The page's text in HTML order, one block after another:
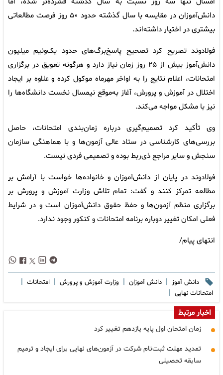
دانش‌آموزان در مقایسه با سال گذشته حدود ۵۰ روز فرصت مطالعاتی
بیشتری در اختیار داشته‌اند.
فولادوند تصریح کرد تصحیح پاسخ‌برگ‌های حدود یک‌ونیم میلیون
دانش‌آموز بیش از ۲۵ روز زمان نیاز دارد و هرگونه تعویق در برگزاری
امتحانات، اعلام نتایج را به اواخر مهرماه موکول کرده و علاوه بر ایجاد
اختلال در آموزش و پرورش، آغاز به‌موقع نیمسال نخست دانشگاه‌ها را
نیز با مشکل مواجه می‌کند.
وی تأکید کرد تصمیم‌گیری درباره زمان‌بندی امتحانات، حاصل
بررسی‌های کارشناسی در ستاد عالی آزمون‌ها و با هماهنگی سازمان
سنجش و سایر مراجع ذی‌ربط بوده و تصمیمی فردی نیست.
فولادوند در پایان از دانش‌آموزان و خانواده‌ها خواست با آرامش بر
مطالعه تمرکز کنند و گفت: تمام تلاش وزارت آموزش و پرورش بر
برگزاری منظم آزمون‌ها و حفظ حقوق دانش‌آموزان است و در شرایط
فعلی امکان تغییر دوباره برنامه امتحانات و کنکور وجود ندارد.
انتهای پیام/
دانش آموز | دانش آموزان | وزارت آموزش و پرورش | امتحانات |
امتحانات نهایی |
اخبار مرتبط
زمان امتحان اول پایه یازدهم تغییر کرد
تمدید مهلت ثبت‌نام شرکت در آزمون‌های نهایی برای ایجاد و ترمیم
سابقه تحصیلی